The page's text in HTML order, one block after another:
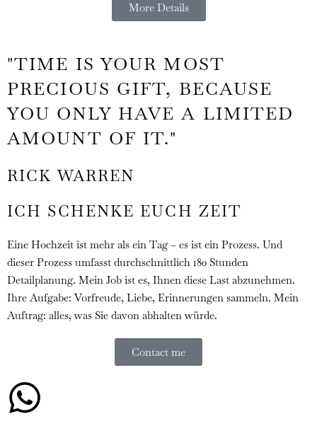
More Details
"TIME IS YOUR MOST
PRECIOUS GIFT, BECAUSE
YOU ONLY HAVE A LIMITED
AMOUNT OF IT."
RICK WARREN
ICH SCHENKE EUCH ZEIT
Eine Hochzeit ist mehr als ein Tag – es ist ein Prozess. Und
dieser Prozess umfasst durchschnittlich 180 Stunden
Detailplanung. Mein Job ist es, Ihnen diese Last abzunehmen.
Ihre Aufgabe: Vorfreude, Liebe, Erinnerungen sammeln. Mein
Auftrag: alles, was Sie davon abhalten würde.
Contact me